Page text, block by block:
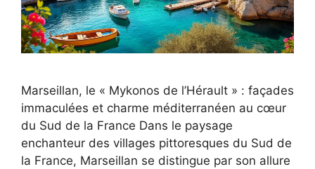
Marseillan, le « Mykonos de l’Hérault » : façades
immaculées et charme méditerranéen au cœur
du Sud de la France Dans le paysage
enchanteur des villages pittoresques du Sud de
la France, Marseillan se distingue par son allure